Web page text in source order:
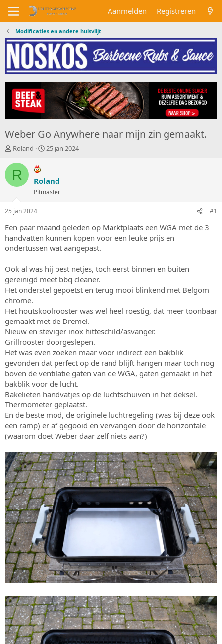
Aanmelden Registreren
Modificaties en andere huisvlijt
Weber Go Anywhere naar mijn zin gemaakt.
O
d
e
e
r
p
s
t
a
e
r
Roland
S
t
d
a
u
m
25 jan 2024
R Roland
Pitmaster
25 jan 2024 #1
Een paar maand geleden op Marktplaats een WGA met de 3
handvatten kunnen kopen voor een leuke prijs en
ondertussen wat aangepast.
Ook al was hij best netjes, toch eerst binnen en buiten
gereinigd meet bbq cleaner.
Het onderstel gepoetst en terug mooi blinkend met Belgom
chrome.
Het houtskoolrooster was wel heel roestig, dat meer toonbaar
gemaakt met de Dremel.
Nieuw en steviger inox hitteschild/asvanger.
Grillrooster doorgeslepen.
Het was even zoeken maar voor indirect een bakblik
gevonden dat perfect op de rand blijft hangen maar toch nog
boven de ventilatie gaten van de WGA, gaten gemaakt in het
bakblik voor de lucht.
Bakelieten handvatjes op de luchtschuiven in het deksel.
Thermometer geplaatst.
En de beste mod, de originele luchtregeling (was bij deze ook
een ramp) er af gegooid en vervangen door de horizontale
(waarom doet Weber daar zelf niets aan?)